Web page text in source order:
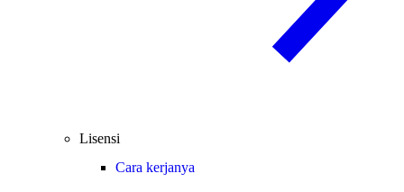
Lisensi
Cara kerjanya